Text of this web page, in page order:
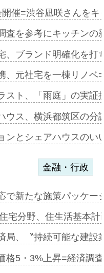
催=渋谷凪咲さんを
査を参考にキッチン
、ブランド明確化を
、元社宅を一棟リノ
スト、「雨庭」の実
ウス、横浜都筑区の
ンとシェアハウスの
金融・行政
で新たな施策パッケ
宅分野、住生活基本
局、〝持続可能な建
格5・3%上昇=経済調